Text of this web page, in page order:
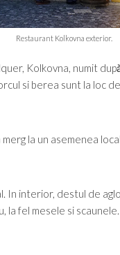
Restaurant Kolkovna exterior.
Kolkovna, numit
si berea sunt la loc
la un asemenea
In interior, destul de
la fel mesele si